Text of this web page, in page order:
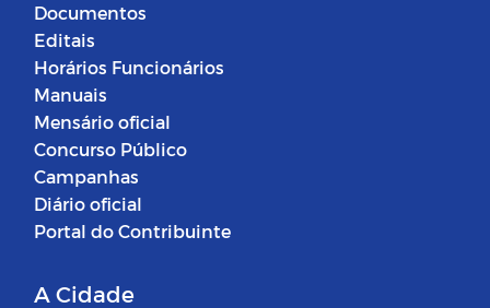
Documentos
Editais
Horários Funcionários
Manuais
Mensário oficial
Concurso Público
Campanhas
Diário oficial
Portal do Contribuinte
A Cidade